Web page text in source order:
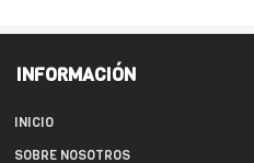
INFORMACIÓN
INICIO
SOBRE NOSOTROS